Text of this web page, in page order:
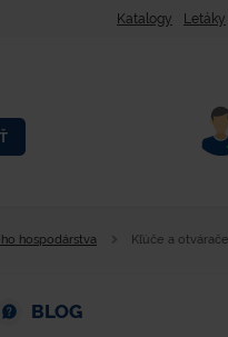
Katalogy Letáky
hospodárstva Kľúče a
BLOG